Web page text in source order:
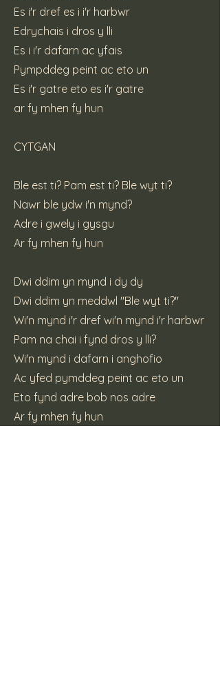
Es i'r dref es i i'r harbwr
Edrychais i dros y lli
Es i i'r dafarn ac yfais
Pympddeg peint ac eto un
Es i'r gatre eto es i'r gatre
ar fy mhen fy hun
CYTGAN
Ble est ti? Pam est ti? Ble wyt ti?
Nawr ble ydw i'n mynd?
Adre i gwely i gysgu
Ar fy mhen fy hun
Dwi ddim yn mynd i dy dy
Dwi ddim yn meddwl "Ble wyt ti?"
Wi'n mynd i'r dref wi'n mynd i'r harbwr
Pam na chai i fynd dros y lli?
Wi'n mynd i dafarn i anghofio
Ac yfed pymddeg peint ac eto un
Eto fynd adre bob nos adre
Ar fy mhen fy hun